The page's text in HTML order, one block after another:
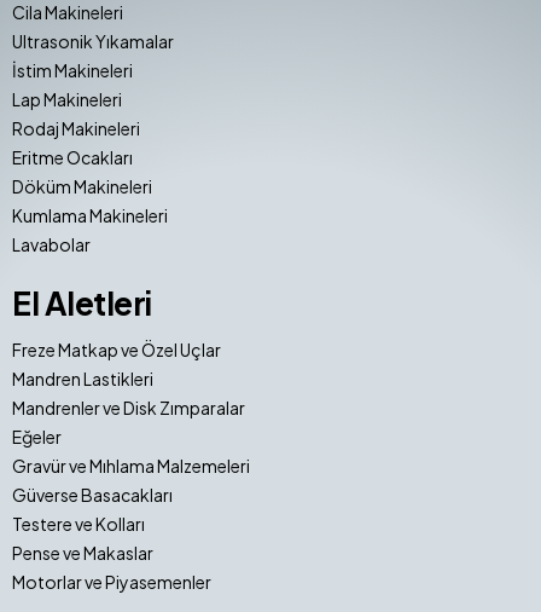
Cila Makineleri
Ultrasonik Yıkamalar
İstim Makineleri
Lap Makineleri
Rodaj Makineleri
Eritme Ocakları
Döküm Makineleri
Kumlama Makineleri
Lavabolar
El Aletleri
Freze Matkap ve Özel Uçlar
Mandren Lastikleri
Mandrenler ve Disk Zımparalar
Eğeler
Gravür ve Mıhlama Malzemeleri
Güverse Basacakları
Testere ve Kolları
Pense ve Makaslar
Motorlar ve Piyasemenler